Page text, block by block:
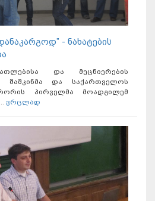
- ნახატების
და მეცნიერების
შაშკინმა და საქართველოს
პირველმა მოადგილემ
ვრცლად